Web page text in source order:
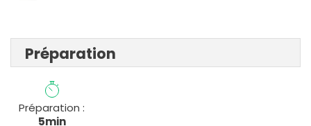
Préparation
Préparation :
5min